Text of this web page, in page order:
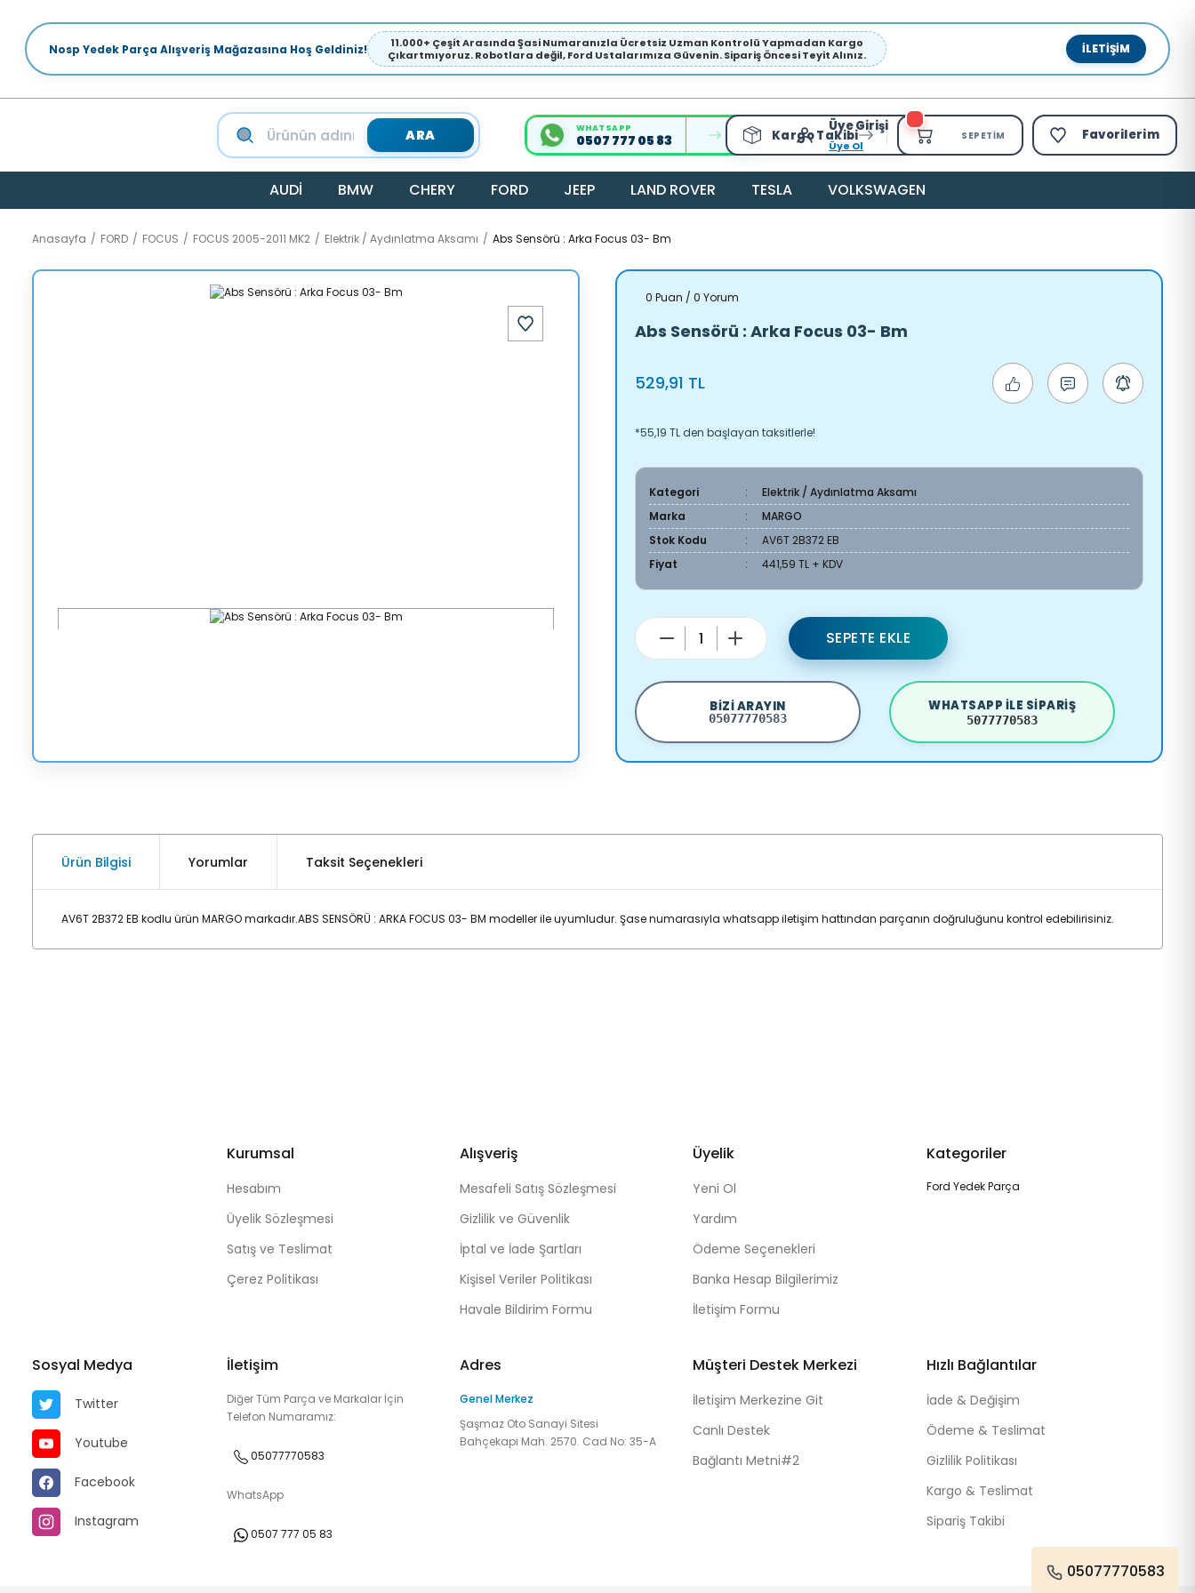
Nosp Yedek Parça Alışveriş Mağazasına Hoş Geldiniz!
11.000+ Çeşit Arasında Şasi Numaranızla Ücretsiz Uzman Kontrolü Yapmadan Kargo
Çıkartmıyoruz. Robotlara değil, Ford Ustalarımıza Güvenin. Sipariş Öncesi Teyit Alınız.
İLETIŞIM
ARA WHATSAPP
0507 777 05 83 Kargo Takibi
Üye Girişi
Üye Ol
SEPETIM Favorilerim
AUDİ BMW CHERY FORD JEEP LAND ROVER TESLA VOLKSWAGEN
Anasayfa FORD FOCUS FOCUS 2005-2011 MK2 Elektrik / Aydınlatma Aksamı Abs Sensörü : Arka Focus 03- Bm
0 Puan / 0 Yorum
Abs Sensörü : Arka Focus 03- Bm
529,91 TL
*55,19 TL den başlayan taksitlerle!
Kategori
Elektrik / Aydınlatma Aksamı
Marka
MARGO
Stok Kodu
AV6T 2B372 EB
Fiyat
441,59 TL + KDV
SEPETE EKLE
BIZI ARAYIN
05077770583
WHATSAPP ILE SIPARIŞ
5077770583
Ürün Bilgisi Yorumlar Taksit Seçenekleri
AV6T 2B372 EB kodlu ürün MARGO markadır.ABS SENSÖRÜ : ARKA FOCUS 03- BM modeller ile uyumludur. Şase numarasıyla whatsapp iletişim hattından parçanın doğruluğunu kontrol edebilirisiniz.
Kurumsal
Hesabım
Üyelik Sözleşmesi
Satış ve Teslimat
Çerez Politikası
Alışveriş
Mesafeli Satış Sözleşmesi
Gizlilik ve Güvenlik
İptal ve İade Şartları
Kişisel Veriler Politikası
Havale Bildirim Formu
Üyelik
Yeni Ol
Yardım
Ödeme Seçenekleri
Banka Hesap Bilgilerimiz
İletişim Formu
Kategoriler
Ford Yedek Parça
Sosyal Medya
Twitter
Youtube
Facebook
Instagram
İletişim
Diğer Tüm Parça ve Markalar İçin
Telefon Numaramız:
05077770583
WhatsApp
0507 777 05 83
Adres
Genel Merkez
Şaşmaz Oto Sanayi Sitesi
Bahçekapı Mah. 2570. Cad No: 35-A
Müşteri Destek Merkezi
İletişim Merkezine Git
Canlı Destek
Bağlantı Metni#2
Hızlı Bağlantılar
İade & Değişim
Ödeme & Teslimat
Gizlilik Politikası
Kargo & Teslimat
Sipariş Takibi
05077770583